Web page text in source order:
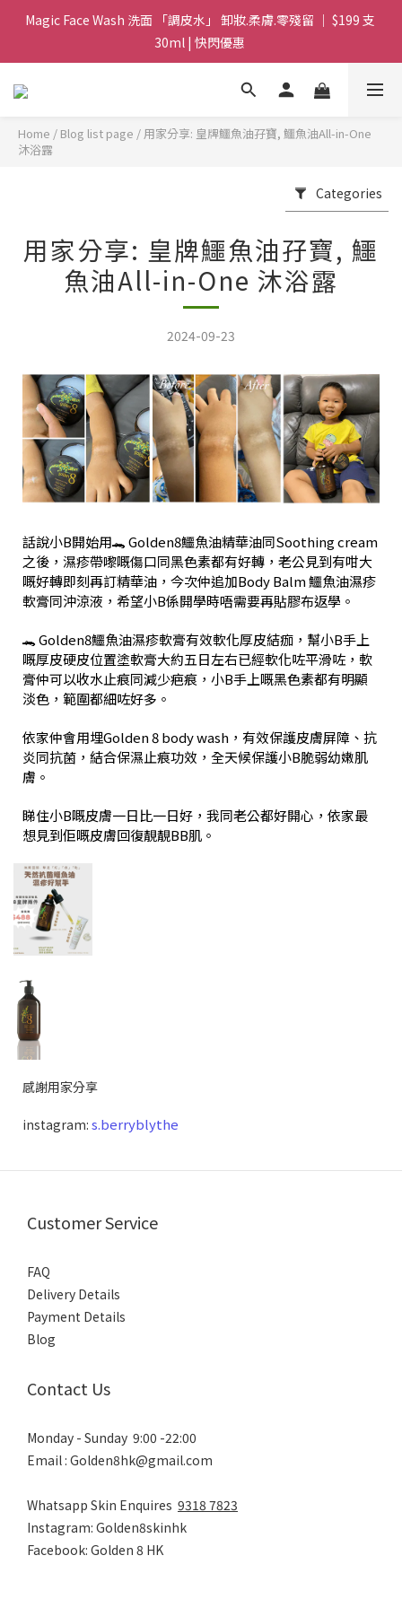
Magic Face Wash 洗面 「調皮水」 卸妝.柔膚.零殘留 ｜ $199 支
30ml | 快閃優惠
Magic Face Wash 洗面 「調皮水」 卸妝.柔膚.零殘留 ｜ $199 支
30ml | 快閃優惠
G8 皇牌孖寶 ｜ 鱷魚油精華 + Soothing Cream 套裝 | $488 set 2
買滿 $1800 送支 洗面 「調皮水」 原價 $268 / 支 30ml  🎁 ｜  送完
Magic Face Wash 洗面 「調皮水」 卸妝.柔膚.零殘留 ｜ $199 支
Home / Blog list page / 用家分享: 皇牌鱷魚油孖寶, 鱷魚油All-in-One
沐浴露
Categories
用家分享: 皇牌鱷魚油孖寶, 鱷
魚油All-in-One 沐浴露
2024-09-23
話說小B開始用🐊 Golden8鱷魚油精華油同Soothing cream
之後，濕疹帶嚟嘅傷口同黑色素都有好轉，老公見到有咁大
嘅好轉即刻再訂精華油，今次仲追加Body Balm 鱷魚油濕疹
軟膏同沖涼液，希望小B係開學時唔需要再貼膠布返學。
🐊 Golden8鱷魚油濕疹軟膏有效軟化厚皮結痂，幫小B手上
嘅厚皮硬皮位置塗軟膏大約五日左右已經軟化咗平滑咗，軟
膏仲可以收水止痕同減少疤痕，小B手上嘅黑色素都有明顯
淡色，範圍都細咗好多。
依家仲會用埋Golden 8 body wash，有效保護皮膚屏障、抗
炎同抗菌，結合保濕止痕功效，全天候保護小B脆弱幼嫩肌
膚。
睇住小B嘅皮膚一日比一日好，我同老公都好開心，依家最
想見到佢嘅皮膚回復靚靚BB肌。
感謝用家分享
instagram: s.berryblythe
Customer Service
FAQ
Delivery Details
Payment Details
Blog
Contact Us
Monday - Sunday 9:00 -22:00
Email : Golden8hk@gmail.com
Whatsapp Skin Enquires 9318 7823
Instagram: Golden8skinhk
Facebook: Golden 8 HK